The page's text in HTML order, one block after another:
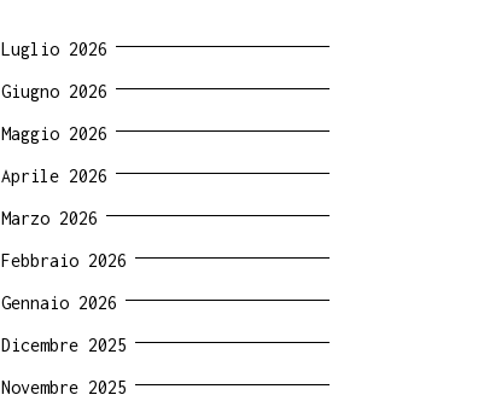
Luglio 2026
Giugno 2026
Maggio 2026
Aprile 2026
Marzo 2026
Febbraio 2026
Gennaio 2026
Dicembre 2025
Novembre 2025